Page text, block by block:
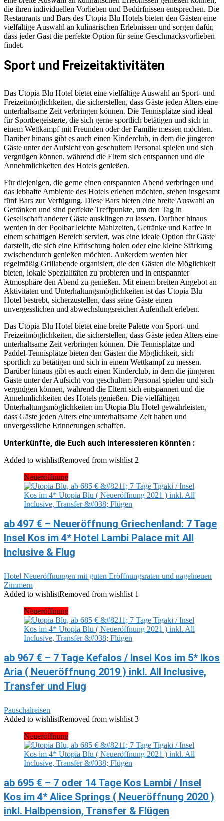
die ihren individuellen Vorlieben und Bedürfnissen entsprechen. Die
Restaurants und Bars des Utopia Blu Hotels bieten den Gästen eine
vielfältige Auswahl an kulinarischen Erlebnissen und sorgen dafür,
dass jeder Gast die perfekte Option für seine Geschmacksvorlieben
findet.
Sport und Freizeitaktivitäten
Das Utopia Blu Hotel bietet eine vielfältige Auswahl an Sport- und
Freizeitmöglichkeiten, die sicherstellen, dass Gäste jeden Alters eine
unterhaltsame Zeit verbringen können. Die Tennisplätze sind ideal
für Sportbegeisterte, die sich gerne sportlich betätigen und sich in
einem Wettkampf mit Freunden oder der Familie messen möchten.
Darüber hinaus gibt es auch einen Kinderclub, in dem die jüngeren
Gäste unter der Aufsicht von geschultem Personal spielen und sich
vergnügen können, während die Eltern sich entspannen und die
Annehmlichkeiten des Hotels genießen.
Für diejenigen, die gerne einen entspannten Abend verbringen und
das lebhafte Ambiente des Hotels erleben möchten, stehen insgesamt
fünf Bars zur Verfügung. Diese Bars bieten eine breite Auswahl an
Getränken und sind perfekte Treffpunkte, um den Tag in
Gesellschaft anderer Gäste ausklingen zu lassen. Darüber hinaus
werden in der Poolbar leichte Mahlzeiten, Getränke und Kaffee in
einem schattigen Bereich serviert, was eine ideale Option für Gäste
darstellt, die sich eine Erfrischung holen oder eine kleine Stärkung
zwischendurch genießen möchten. Außerdem werden hier
regelmäßig Grillabende organisiert, die den Gästen die Möglichkeit
bieten, lokale Spezialitäten zu probieren und in entspannter
Atmosphäre den Abend zu genießen. Mit einem breiten Angebot an
Aktivitäten und Unterhaltungsmöglichkeiten ist das Utopia Blu
Hotel bestrebt, sicherzustellen, dass seine Gäste einen
unvergesslichen und abwechslungsreichen Aufenthalt erleben.
Das Utopia Blu Hotel bietet eine breite Palette von Sport- und
Freizeitmöglichkeiten, die sicherstellen, dass Gäste jeden Alters eine
unterhaltsame Zeit verbringen können. Die Tennisplätze und
Paddel-Tennisplätze bieten den Gästen die Möglichkeit, sich
sportlich zu betätigen und sich in einem Wettkampf zu messen.
Darüber hinaus gibt es auch einen Kinderclub, in dem die jüngeren
Gäste unter der Aufsicht von geschultem Personal spielen und sich
vergnügen können, während die Eltern sich entspannen und die
Annehmlichkeiten des Hotels genießen. Die vielfältigen
Unterhaltungsmöglichkeiten im Utopia Blu Hotel gewährleisten,
dass Gäste jeden Alters eine unterhaltsame Zeit haben und
unvergessliche Erinnerungen schaffen.
Unterkünfte, die Euch auch interessieren könnten :
Added to wishlistRemoved from wishlist 2
Neueröffnung
ab 497 € – Neueröffnung Griechenland: 7 Tage
Insel Kos im 4* Hotel Lambi Palace mit All
Inclusive & Flug
Hotel Neueröffnungen mit guten Eröffnungsraten und nagelneuen
Zimmern
Added to wishlistRemoved from wishlist 1
Neueröffnung
ab 967 € – 7 Tage Kefalos / Insel Kos im 5* Ikos
Aria ( Neueröffnung 2019 ) inkl. All Inclusive,
Transfer und Flug
Pauschalreisen
Added to wishlistRemoved from wishlist 3
Neueröffnung
ab 695 € – 7 oder 14 Tage Kos Lambi / Insel
Kos im 4* Alice Springs ( Neueröffnung 2020 )
inkl. Halbpension, Transfer & Flügen